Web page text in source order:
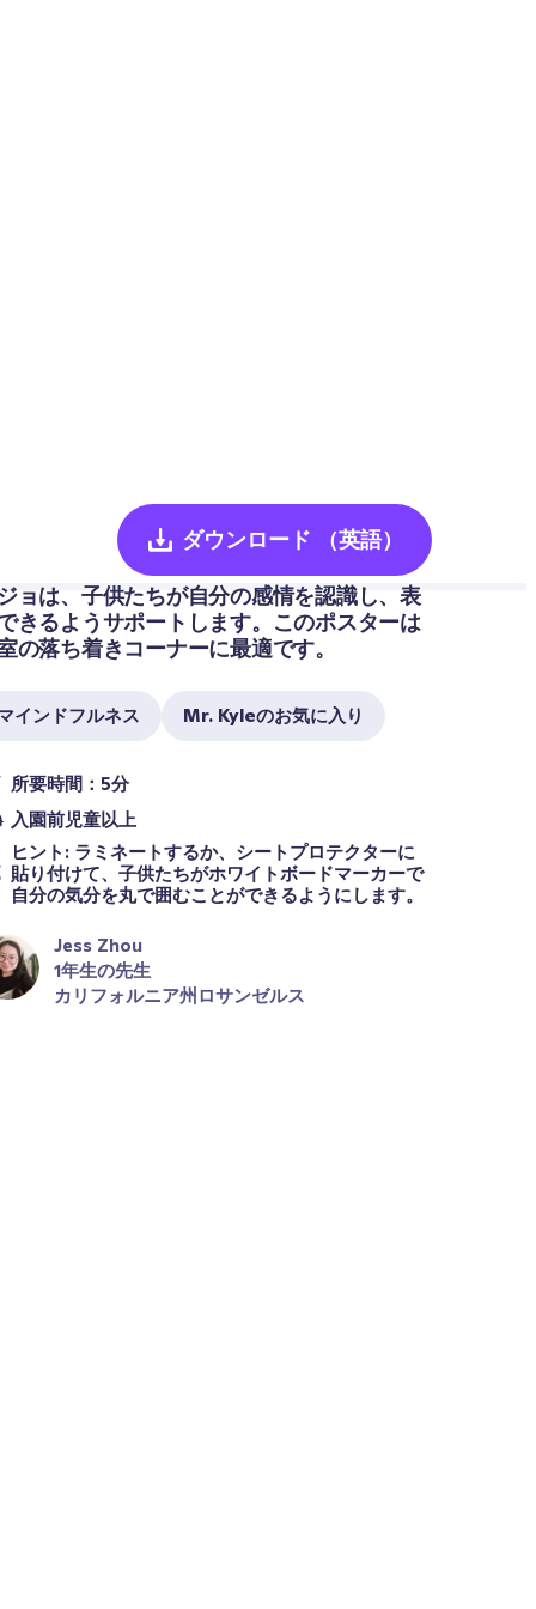
ダウンロード （英語）
ョは、子供たちが自分の感情を認識し、表
きるようサポートします。このポスターは
の落ち着きコーナーに最適です。
インドフルネス Mr. Kyleのお気に入り
所要時間：5分
入園前児童以上
ヒント: ラミネートするか、シートプロテクターに
貼り付けて、子供たちがホワイトボードマーカーで
自分の気分を丸で囲むことができるようにします。
Jess Zhou
1年生の先生
カリフォルニア州ロサンゼルス